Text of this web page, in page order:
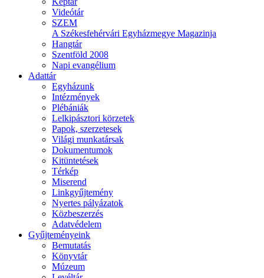
Videótár
SZEM
A Székesfehérvári Egyházmegye Magazinja
Hangtár
Szentföld 2008
Napi evangélium
Adattár
Egyházunk
Intézmények
Plébániák
Lelkipásztori körzetek
Papok, szerzetesek
Világi munkatársak
Dokumentumok
Kitüntetések
Térkép
Miserend
Linkgyűjtemény
Nyertes pályázatok
Közbeszerzés
Adatvédelem
Gyűjteményeink
Bemutatás
Könyvtár
Múzeum